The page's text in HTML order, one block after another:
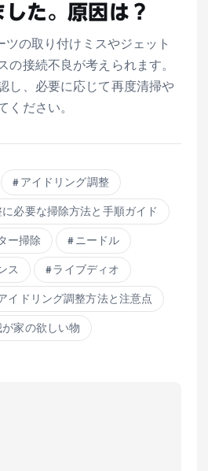
た。原因は？
ツの取り付けミスやジェット
の接続不良が考えられます。
し、必要に応じて再度清掃や
ください。
アイドリング調整
必要な掃除方法と手順ガイド
ー掃除 ニードル
ス ライブディオ
イドリング調整方法と注意点
が家の欲しい物